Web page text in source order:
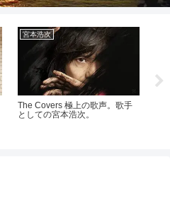
宮本浩次
The Covers 極上の歌声。歌手
としての宮本浩次。